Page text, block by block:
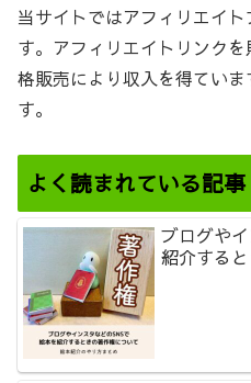
当サイトではアフィリエイ
す。アフィリエイトリンク
格販売により収入を得てい
す。
よく読まれている記事
ブログや
紹介する